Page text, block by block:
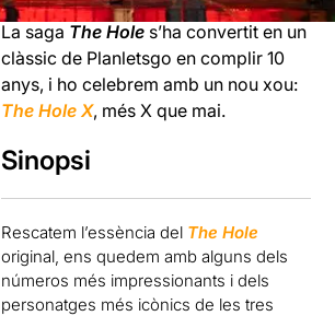
La saga The Hole s’ha convertit en un
clàssic de Planletsgo en complir 10
anys, i ho celebrem amb un nou xou:
The Hole X, més X que mai.
Sinopsi
Rescatem l’essència del The Hole
original, ens quedem amb alguns dels
números més impressionants i dels
personatges més icònics de les tres